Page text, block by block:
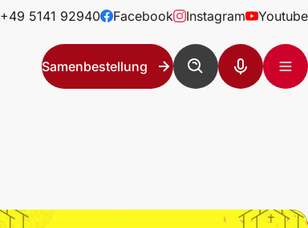
+49 5141 92940 Facebook Instagram Youtube
Samenbestellung